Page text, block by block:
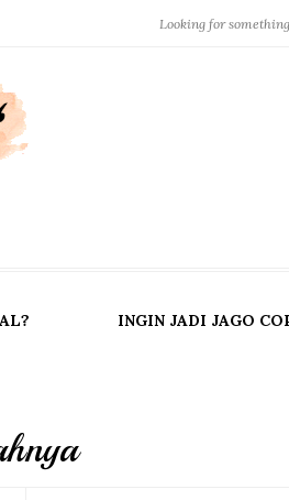
INGIN JADI JAGO